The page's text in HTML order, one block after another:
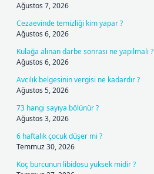
Ağustos 7, 2026
Cezaevinde temizliği kim yapar ?
Ağustos 6, 2026
Kulağa alınan darbe sonrası ne yapılmalı ?
Ağustos 6, 2026
Avcılık belgesinin vergisi ne kadardır ?
Ağustos 5, 2026
73 hangi sayıya bölünür ?
Ağustos 3, 2026
6 haftalık çocuk düşer mi ?
Temmuz 30, 2026
Koç burcunun libidosu yüksek midir ?